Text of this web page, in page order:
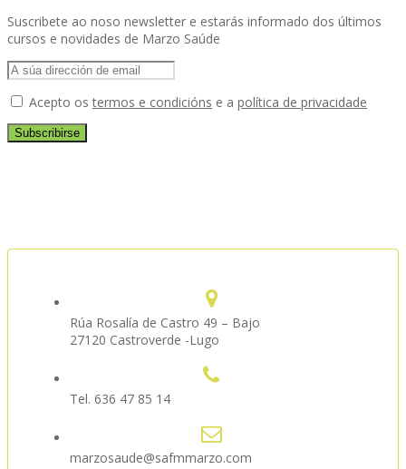
Suscribete ao noso newsletter e estarás informado dos últimos
cursos e novidades de Marzo Saúde
Acepto ostermos e condicións e a política de privacidade
Rúa Rosalía de Castro 49 – Bajo
27120 Castroverde -Lugo
Tel. 636 47 85 14
marzosaude@safmmarzo.com